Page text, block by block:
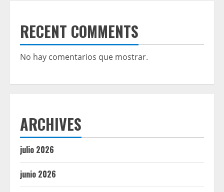
RECENT COMMENTS
No hay comentarios que mostrar.
ARCHIVES
julio 2026
junio 2026